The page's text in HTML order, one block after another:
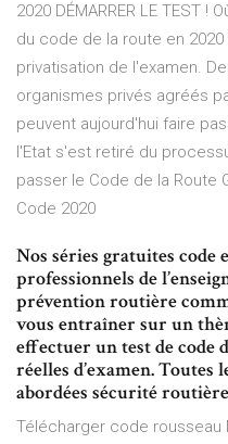
2020 DÉMARRER LE TEST
du code de la route en
privatisation de l'examen.
organismes privés agréés
peuvent aujourd'hui faire
l'Etat s'est retiré du
passer le Code de la Route
Code 2020
Nos séries gratuites code
professionnels de
prévention routière
vous entraîner sur un
effectuer un test de code
réelles d’examen. Toutes
abordées sécurité
Télécharger code rousseau